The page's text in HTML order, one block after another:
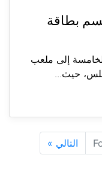
لحسم بطاقة
إلى ملعب
حيث...
التالي »